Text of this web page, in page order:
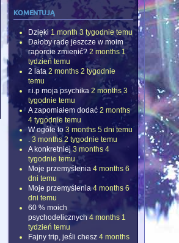
komentują
Dzięki 1 month 3 tygodnie temu
Dałoby radę jeszcze w moim
raporcie zmienić? 2 months 1
tydzień temu
2 lata 2 months 2 tygodnie
temu
r.i.p moja psychika 2 months 3
tygodnie temu
A zapomiałem dodać 2 months
4 tygodnie temu
W ogóle to 3 months 5 dni temu
3 months 2 tygodnie temu
A konkretniej 3 months 4
tygodnie temu
Moje przemyślenia 4 months 6
dni temu
Moje przemyślenia 4 months 6
dni temu
60 % moich
psychodelicznych 4 months 1
tydzień temu
Fajny trip, jeśli chesz 4 months